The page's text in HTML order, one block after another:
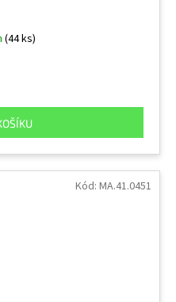
(44 ks)
Kód: MA.41.0451